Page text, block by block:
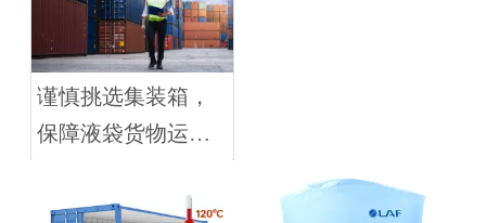
谨慎挑选集装箱，
保障液袋货物运输